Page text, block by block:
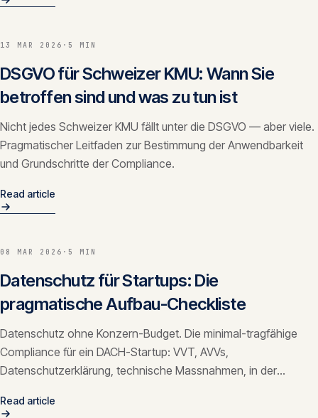
13 MAR 2026 · 5 MIN
DSGVO für Schweizer KMU: Wann Sie
betroffen sind und was zu tun ist
Nicht jedes Schweizer KMU fällt unter die DSGVO — aber viele.
Pragmatischer Leitfaden zur Bestimmung der Anwendbarkeit
und Grundschritte der Compliance.
Read article
08 MAR 2026 · 5 MIN
Datenschutz für Startups: Die
pragmatische Aufbau-Checkliste
Datenschutz ohne Konzern-Budget. Die minimal-tragfähige
Compliance für ein DACH-Startup: VVT, AVVs,
Datenschutzerklärung, technische Massnahmen, in der
Read article